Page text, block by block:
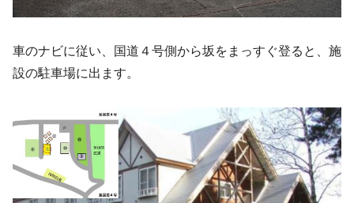
車のナビに従い、国道４号側から坂をまっすぐ登ると、施
設の駐車場に出ます。